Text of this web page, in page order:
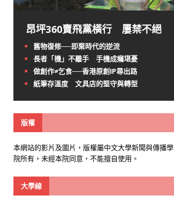
昂坪360賣飛黨橫行 屢禁不絕
舊物復修──即棄時代的逆流
長者「機」不離手 手機成癮堪憂
做創作≠乞食──香港原創IP尋出路
紙筆存溫度 文具店的堅守與轉型
版權
本網站的影片及圖片，版權屬中文大學新聞與傳播學
院所有，未經本院同意，不能擅自使用。
大學線